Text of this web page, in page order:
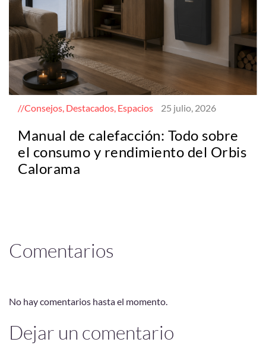
Consejos, Destacados, Espacios 25 julio, 2026
Manual de calefacción: Todo sobre
el consumo y rendimiento del Orbis
Calorama
Comentarios
No hay comentarios hasta el momento.
Dejar un comentario